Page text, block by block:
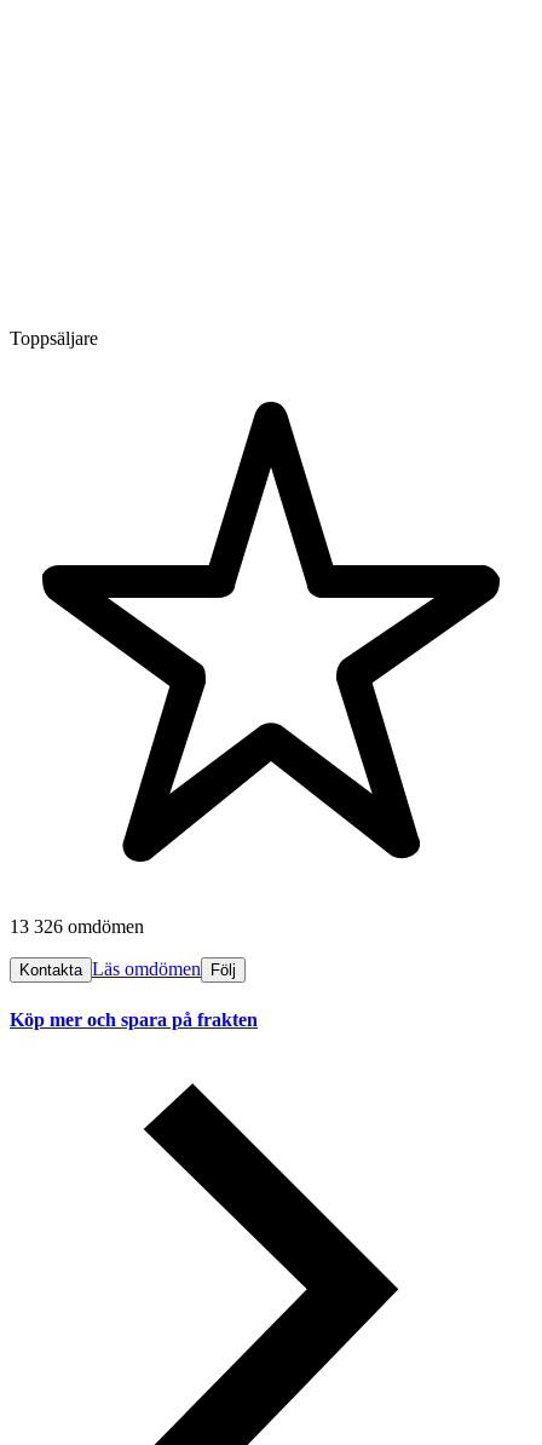
Toppsäljare
13 326 omdömen
Kontakta Läs omdömen Följ
Köp mer och spara på frakten